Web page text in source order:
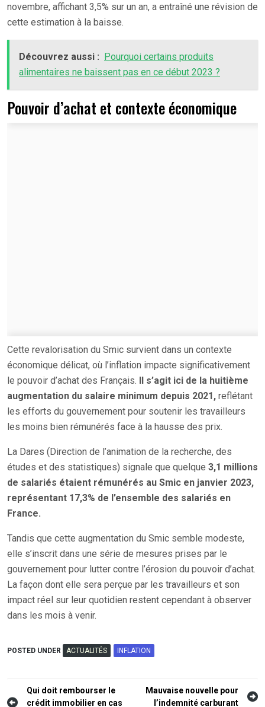
novembre, affichant 3,5% sur un an, a entraîné une révision de
cette estimation à la baisse.
Découvrez aussi : Pourquoi certains produits
alimentaires ne baissent pas en ce début 2023 ?
Pouvoir d’achat et contexte économique
Cette revalorisation du Smic survient dans un contexte
économique délicat, où l’inflation impacte significativement
le pouvoir d’achat des Français. Il s’agit ici de la huitième
augmentation du salaire minimum depuis 2021, reflétant
les efforts du gouvernement pour soutenir les travailleurs
les moins bien rémunérés face à la hausse des prix.
La Dares (Direction de l’animation de la recherche, des
études et des statistiques) signale que quelque 3,1 millions
de salariés étaient rémunérés au Smic en janvier 2023,
représentant 17,3% de l’ensemble des salariés en
France.
Tandis que cette augmentation du Smic semble modeste,
elle s’inscrit dans une série de mesures prises par le
gouvernement pour lutter contre l’érosion du pouvoir d’achat.
La façon dont elle sera perçue par les travailleurs et son
impact réel sur leur quotidien restent cependant à observer
dans les mois à venir.
POSTED UNDER ACTUALITÉS INFLATION
Navigation
Qui doit rembourser le
crédit immobilier en cas
Mauvaise nouvelle pour
l’indemnité carburant